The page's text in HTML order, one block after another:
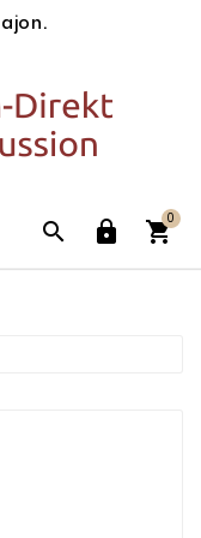
  
0